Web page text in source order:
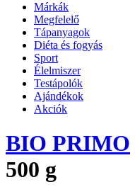
Márkák
Megfelelő
Tápanyagok
Diéta és fogyás
Sport
Élelmiszer
Testápolók
Ajándékok
Akciók
BIO PRIMO
500 g